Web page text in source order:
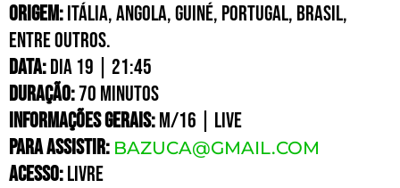
origem:Itália, Angola, Guiné, Portugal, Brasil,
entre outros.
DATA:DIA 19 | 21:45
DURAÇÃO:70 MINUTOS
INFORMAÇÕES GERAIS:M/16 | LIVE
PARA ASSISTIR: BAZUCA@GMAIL.COM
ACESSO:Livre